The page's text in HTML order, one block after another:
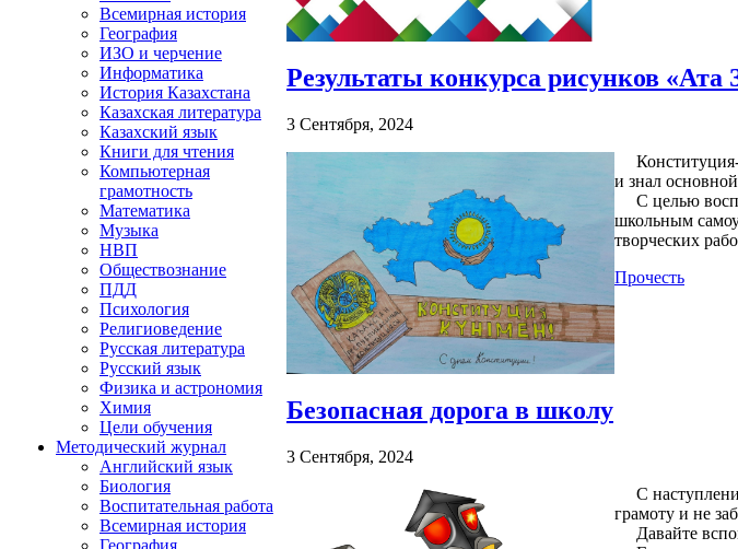
Всемирная история
География
ИЗО и черчение
Информатика
История Казахстана
Казахская литература
Казахский язык
Книги для чтения
Компьютерная
грамотность
Математика
Музыка
НВП
Обществознание
ПДД
Психология
Религиоведение
Русская литература
Русский язык
Физика и астрономия
Химия
Цели обучения
Методический журнал
Английский язык
Биология
Воспитательная работа
Всемирная история
География
Результаты конкурса рисунков «Ата
3 Сентября, 2024
Конституция-
и знал
С целью
школьным
творческих
Прочесть
Безопасная дорога в школу
3 Сентября, 2024
С
грамоту и не
Давайте